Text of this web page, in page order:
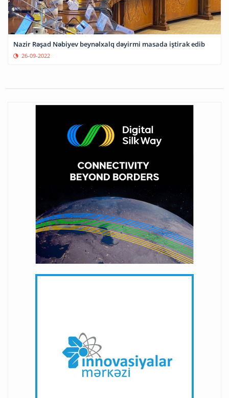
Nazir Rəşad Nəbiyev beynəlxalq dəyirmi masada iştirak edib
26-09-2022